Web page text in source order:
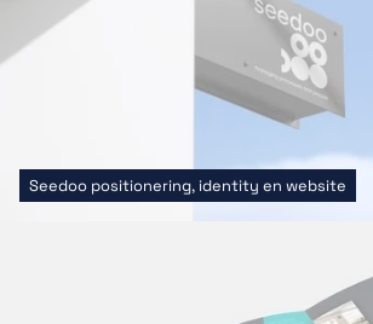
Seedoo positionering, identity en website